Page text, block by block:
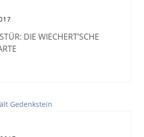
DIE WIECHERT’SCHE